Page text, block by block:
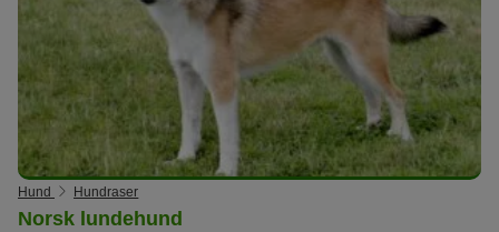
Hund Hundraser
Norsk lundehund